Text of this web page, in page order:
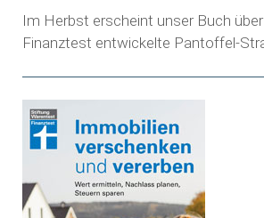
Im Herbst erscheint unser Buch
Finanztest entwickelte Pantoffel-